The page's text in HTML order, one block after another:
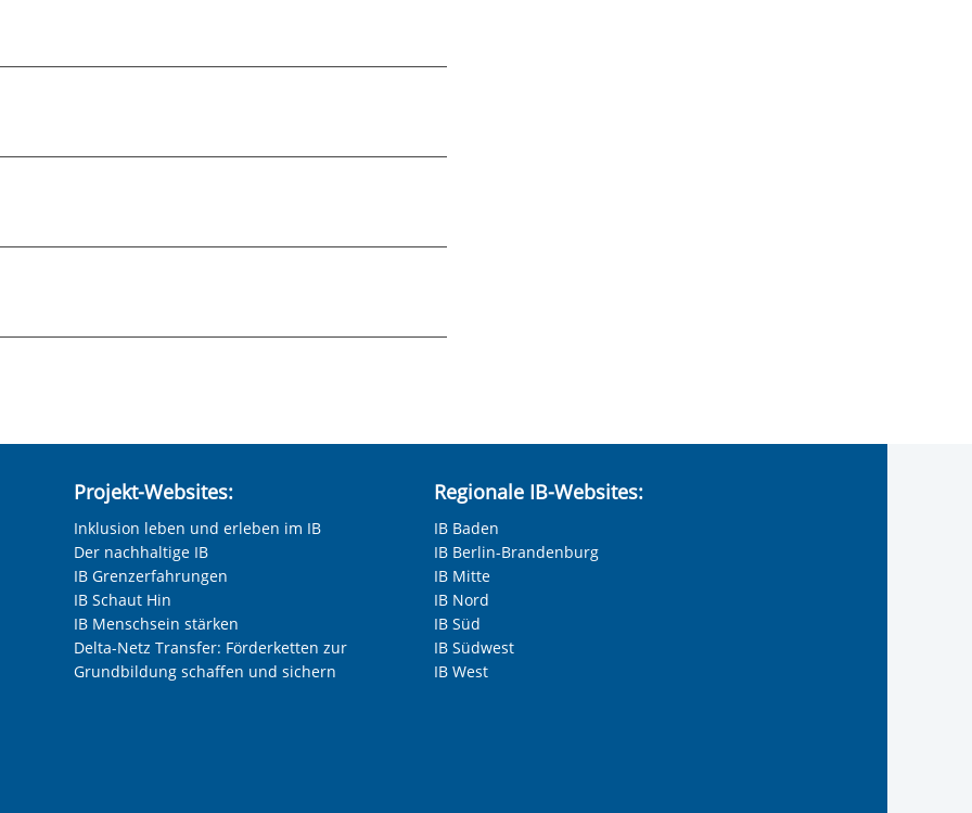
in der sie täglich gezielte Hilfen
und Feiertrage. Wir betreuen
und helfen ihnen dabei, Stück für
Taunus, kurz BuB genannt, liegt in der
Beratungen, Kurse und Angebote für
und für Feiern, wie Geburtstag,
mit Geld
rechtlichen Betreuern
Schwimmen, Garten, Computerkurs,
Gruppenreisen (Café-Nachmittag, Kegeln,
die Gemeinde, in Vereine vor Ort
der Gemeinde und in
nachgehen und keine Wohnheimbetreuung
Bereichen.
Projekt-Websites:
Inklusion leben und erleben im IB
Der nachhaltige IB
IB Grenzerfahrungen
IB Schaut Hin
IB Menschsein stärken
Delta-Netz Transfer: Förderketten zur
Grundbildung schaffen und sichern
Regionale IB-Websites:
IB Baden
IB Berlin-Brandenburg
IB Mitte
IB Nord
IB Süd
IB Südwest
IB West